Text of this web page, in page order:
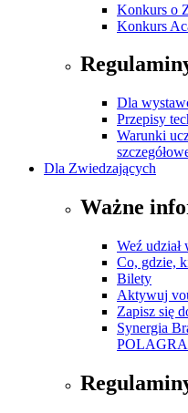
Konkurs o
Konkurs
Dla
Przepisy
Warunki
Dla Zwiedzających
Ważne
Weź
Co, gdzie,
Bilety
Aktywuj
Zapisz się
Synergia
POLAGRA